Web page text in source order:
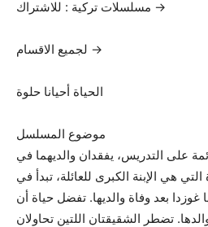
مسلسلات تركية : للاشتراك →
لجميع الاقسام →
الحياة أحيانا حلوة
موضوع المسلسل
على التدريس، يفقدان والديهما في
هي الإبنة الكبرى للعائلة، تبدأ في
غوزدا بعد وفاة والديها. تفضل حياة أن
تضطر الشقيقتان اللتين تحاولان